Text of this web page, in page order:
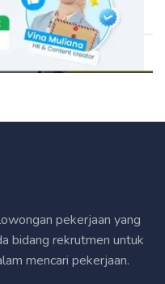
pekerjaan yang
bidang rekrutmen untuk
mencari pekerjaan.